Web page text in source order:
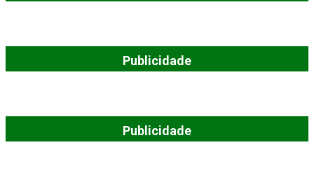
Publicidade
Publicidade